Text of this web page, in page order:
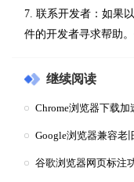
7. 联系开发者：如果
件的开发者寻求帮助
继续阅读
Chrome浏览器下载
Google浏览器兼容老
谷歌浏览器网页标注